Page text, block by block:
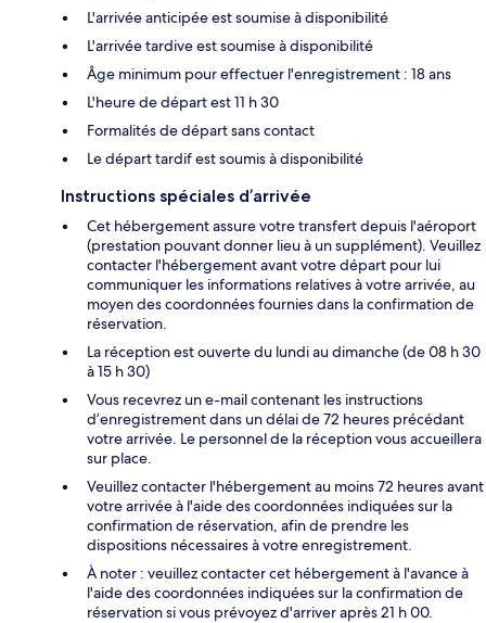
L'arrivée anticipée est soumise à disponibilité
L'arrivée tardive est soumise à disponibilité
Âge minimum pour effectuer l'enregistrement : 18 ans
L'heure de départ est 11 h 30
Formalités de départ sans contact
Le départ tardif est soumis à disponibilité
Instructions spéciales d’arrivée
Cet hébergement assure votre transfert depuis l'aéroport
(prestation pouvant donner lieu à un supplément). Veuillez
contacter l'hébergement avant votre départ pour lui
communiquer les informations relatives à votre arrivée, au
moyen des coordonnées fournies dans la confirmation de
réservation.
La réception est ouverte du lundi au dimanche (de 08 h 30
à 15 h 30)
Vous recevrez un e-mail contenant les instructions
d’enregistrement dans un délai de 72 heures précédant
votre arrivée. Le personnel de la réception vous accueillera
sur place.
Veuillez contacter l'hébergement au moins 72 heures avant
votre arrivée à l'aide des coordonnées indiquées sur la
confirmation de réservation, afin de prendre les
dispositions nécessaires à votre enregistrement.
À noter : veuillez contacter cet hébergement à l'avance à
l'aide des coordonnées indiquées sur la confirmation de
réservation si vous prévoyez d'arriver après 21 h 00.